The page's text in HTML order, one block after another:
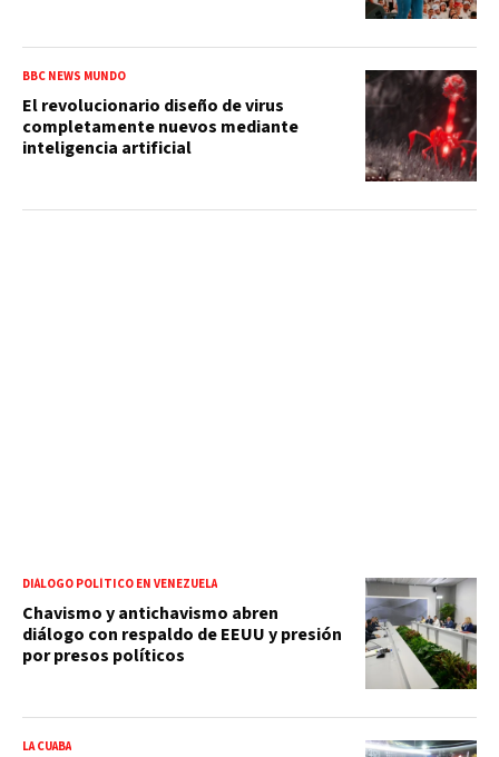
BBC NEWS MUNDO
El revolucionario diseño de virus
completamente nuevos mediante
inteligencia artificial
DIÁLOGO POLÍTICO EN VENEZUELA
Chavismo y antichavismo abren
diálogo con respaldo de EEUU y presión
por presos políticos
LA CUABA